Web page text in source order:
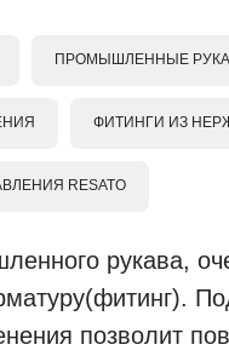
ПРОМЫШЛЕННЫЕ
ФИТИНГИ ИЗ
RESATO
рукава,
позволит